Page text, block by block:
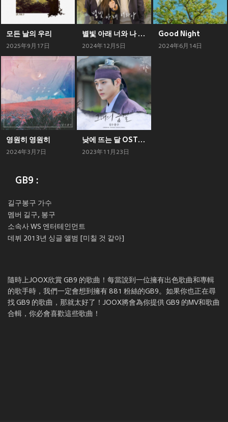
모든 날의 우리
2025年9月17日
별빛 아래 너와 나 : 동터 프로젝트
2024年12月5日
Good Night
2024年6月14日
영원히 영원히
2024年3月7日
낮에 뜨는 달 OST Part.4
2023年11月23日
GB9 :
길구봉구 가수
멤버 길구, 봉구
소속사 WS 엔터테인먼트
데뷔 2013년 싱글 앨범 [미칠 것 같아]
隨時上JOOX欣賞 GB9 的歌曲！每當說到一位擁有出色歌曲和專輯
的歌手時，我們一定會想到擁有 881 粉絲的GB9。如果你也正在尋
找 GB9 的歌曲，那就太好了！JOOX將會為你提供 GB9 的MV和歌曲
合輯，你必會喜歡這些歌曲！